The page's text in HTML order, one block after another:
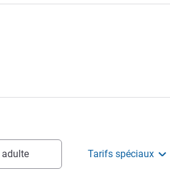
adulte Tarifs spéciaux